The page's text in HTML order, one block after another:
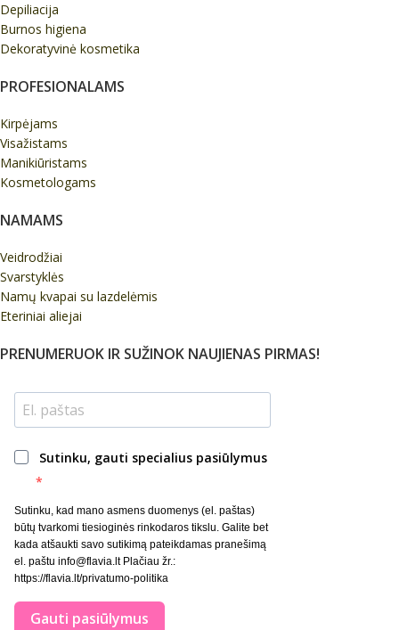
Depiliacija
Burnos higiena
Dekoratyvinė kosmetika
PROFESIONALAMS
Kirpėjams
Visažistams
Manikiūristams
Kosmetologams
NAMAMS
Veidrodžiai
Svarstyklės
Namų kvapai su lazdelėmis
Eteriniai aliejai
PRENUMERUOK IR SUŽINOK NAUJIENAS PIRMAS!
Sutinku, gauti specialius pasiūlymus
Sutinku, kad mano asmens duomenys (el. paštas)
būtų tvarkomi tiesioginės rinkodaros tikslu. Galite bet
kada atšaukti savo sutikimą pateikdamas pranešimą
el. paštu info@flavia.lt Plačiau žr.:
https://flavia.lt/privatumo-politika
Gauti pasiūlymus